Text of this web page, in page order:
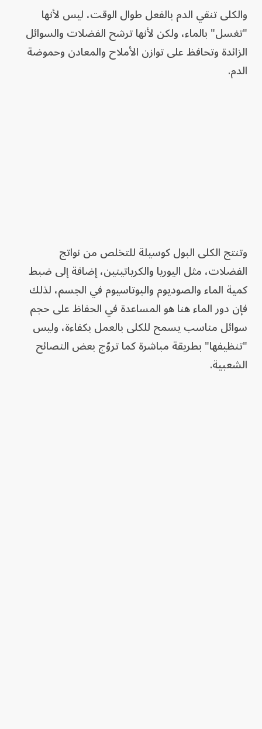
والكلى تنقي الدم بالفعل طوال الوقت، ليس لأنها
"تغسل" بالماء، ولكن لأنها ترشح الفضلات والسوائل
الزائدة وتحافظ على توازن الأملاح والمعادن وحموضة
الدم.
وتنتج الكلى البول كوسيلة للتخلص من نواتج
الفضلات، مثل اليوريا والكرياتينين، إضافة إلى ضبط
كمية الماء والصوديوم والبوتاسيوم في الجسم، لذلك
فإن دور الماء هنا هو المساعدة في الحفاظ على حجم
سوائل مناسب يسمح للكلى بالعمل بكفاءة، وليس
"تنظيفها" بطريقة مباشرة كما تروّج بعض النصائح
الشعبية.